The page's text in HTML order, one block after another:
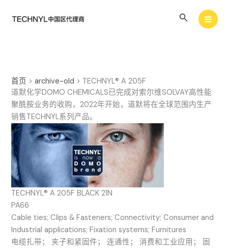
搜
首页 >archive-old > TECHNYL® A 205F
道默化学DOMO CHEMICALS已完成对索尔维SOLVAY高性能
聚酰胺业务的收购，2022年开始，道默将在全球范围内生产
销售TECHNYL系列产品。
TECHNYL® A 205F BLACK 21N
PA66
Cable ties; Clips & Fasteners; Connectivity; Consumer and
Industrial applications; Fixation systems; Furnitures
电缆扎带； 夹子和紧固件； 连通性； 消费和工业应用； 固